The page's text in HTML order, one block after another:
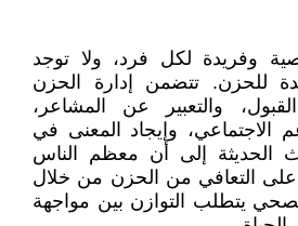
وفريدة لكل فرد، ولا توجد
للحزن. تتضمن إدارة الحزن
والتعبير عن المشاعر،
الاجتماعي، وإيجاد المعنى في
الحديثة إلى أن معظم الناس
على التعافي من الحزن من خلال
يتطلب التوازن بين مواجهة